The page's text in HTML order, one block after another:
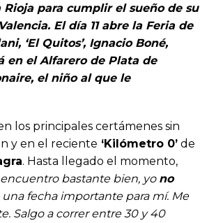
para cumplir el sueño de su
El día 11 abre la Feria de
‘El Quitos’, Ignacio Boné,
en el Alfarero de Plata de
el niño al que le
los principales certámenes sin
y en el reciente ‘Kilómetro 0’ de
. Hasta llegado el momento,
bastante bien, yo no
fecha importante para mí. Me
Salgo a correr entre 30 y 40